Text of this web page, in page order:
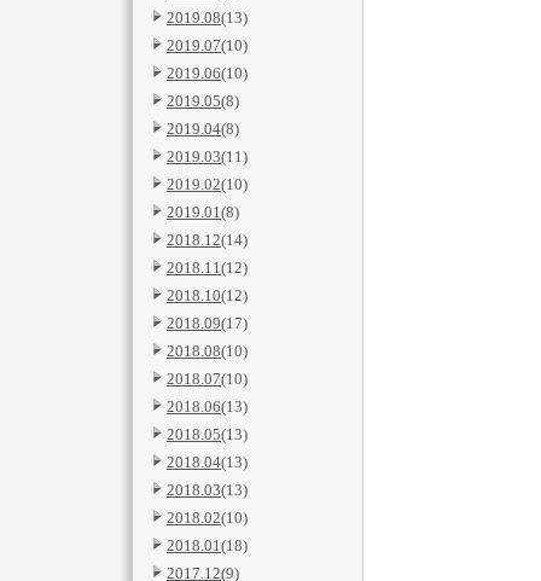
2019.08(13)
2019.07(10)
2019.06(10)
2019.05(8)
2019.04(8)
2019.03(11)
2019.02(10)
2019.01(8)
2018.12(14)
2018.11(12)
2018.10(12)
2018.09(17)
2018.08(10)
2018.07(10)
2018.06(13)
2018.05(13)
2018.04(13)
2018.03(13)
2018.02(10)
2018.01(18)
2017.12(9)